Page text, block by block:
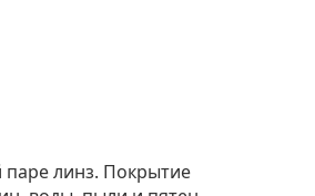
линз. Покрытие